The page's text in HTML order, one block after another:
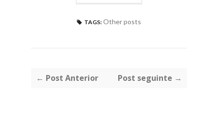
TAGS: Other posts
← Post Anterior Post seguinte →